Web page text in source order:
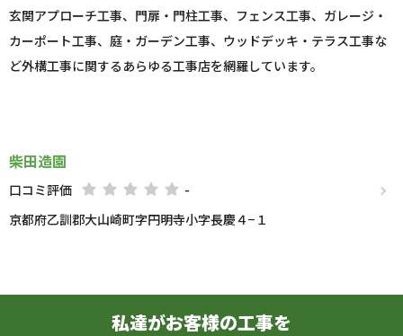
玄関アプローチ工事、門扉・門柱工事、フェンス工事、ガレージ・
カーポート工事、庭・ガーデン工事、ウッドデッキ・テラス工事な
ど外構工事に関するあらゆる工事店を網羅しています。
柴田造園
口コミ評価
-
京都府乙訓郡大山崎町字円明寺小字長慶４−１
私達がお客様の工事を